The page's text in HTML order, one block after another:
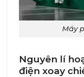
Máy
Nguyên lí
điện xoay